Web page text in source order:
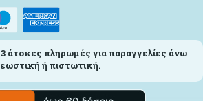
άτοκες πληρωμές για παραγγελίες άνω
ή πιστωτική.